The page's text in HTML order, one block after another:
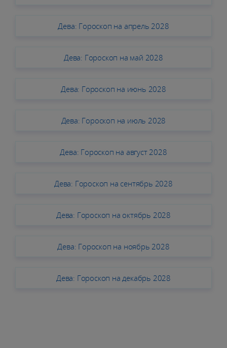
Дева: Гороскоп на апрель 2028
Дева: Гороскоп на май 2028
Дева: Гороскоп на июнь 2028
Дева: Гороскоп на июль 2028
Дева: Гороскоп на август 2028
Дева: Гороскоп на сентябрь 2028
Дева: Гороскоп на октябрь 2028
Дева: Гороскоп на ноябрь 2028
Дева: Гороскоп на декабрь 2028